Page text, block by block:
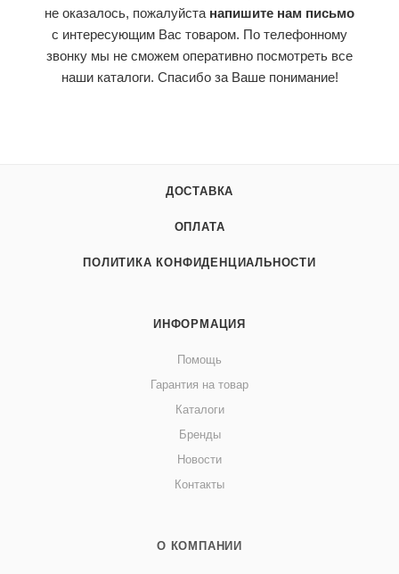
не оказалось, пожалуйста напишите нам письмо
с интересующим Вас товаром. По телефонному
звонку мы не сможем оперативно посмотреть все
наши каталоги. Спасибо за Ваше понимание!
ДОСТАВКА
ОПЛАТА
ПОЛИТИКА КОНФИДЕНЦИАЛЬНОСТИ
ИНФОРМАЦИЯ
Помощь
Гарантия на товар
Каталоги
Бренды
Новости
Контакты
О КОМПАНИИ